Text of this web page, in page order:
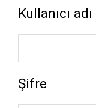
Kullanıcı
Şifre